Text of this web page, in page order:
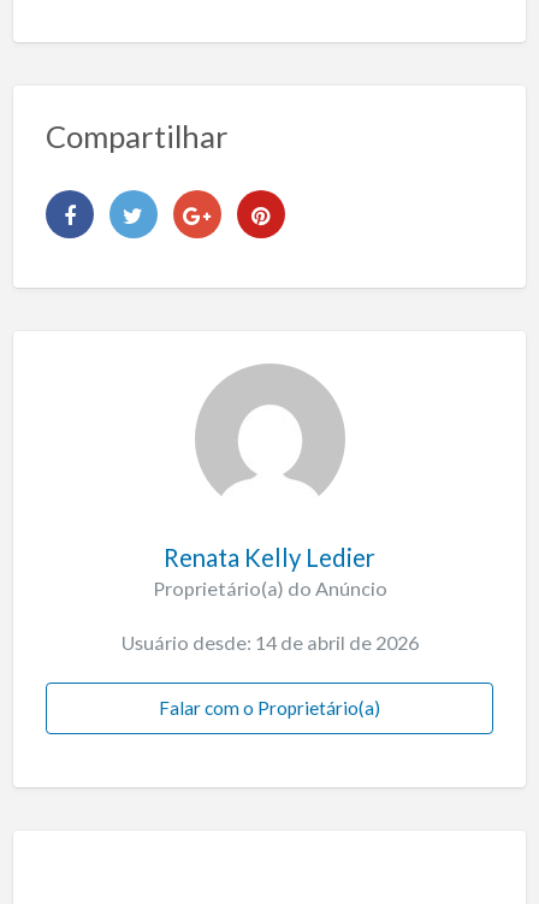
Compartilhar
Renata Kelly Ledier
Proprietário(a) do Anúncio
Usuário desde: 14 de abril de 2026
Falar com o Proprietário(a)